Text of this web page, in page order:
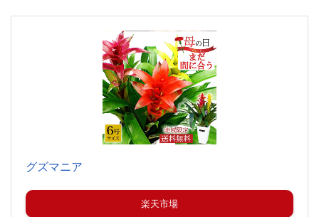
グズマニア
楽天市場